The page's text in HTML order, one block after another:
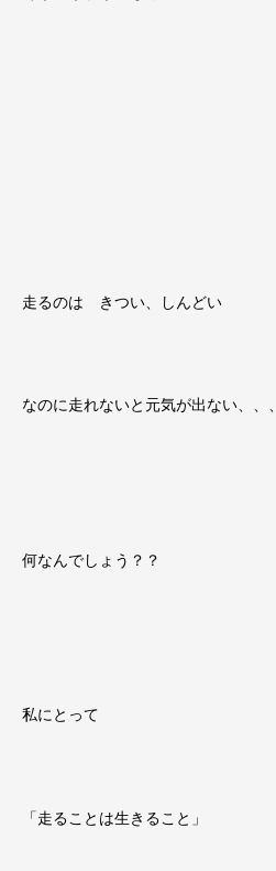
走るのは きつい、しんどい
なのに走れないと元気が出ない、、、
何なんでしょう？？
私にとって
「走ることは生きること」